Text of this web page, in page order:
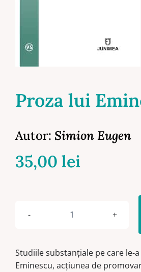
Proza lui
Autor: Simion Eugen
35,00 lei
Cantitate
Eminescu
Studiile substanţiale pe care le-
Eminescu, acţiunea de